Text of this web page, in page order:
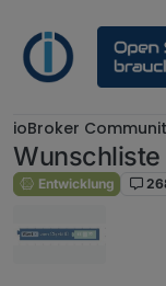
ioBroker
Entwicklung